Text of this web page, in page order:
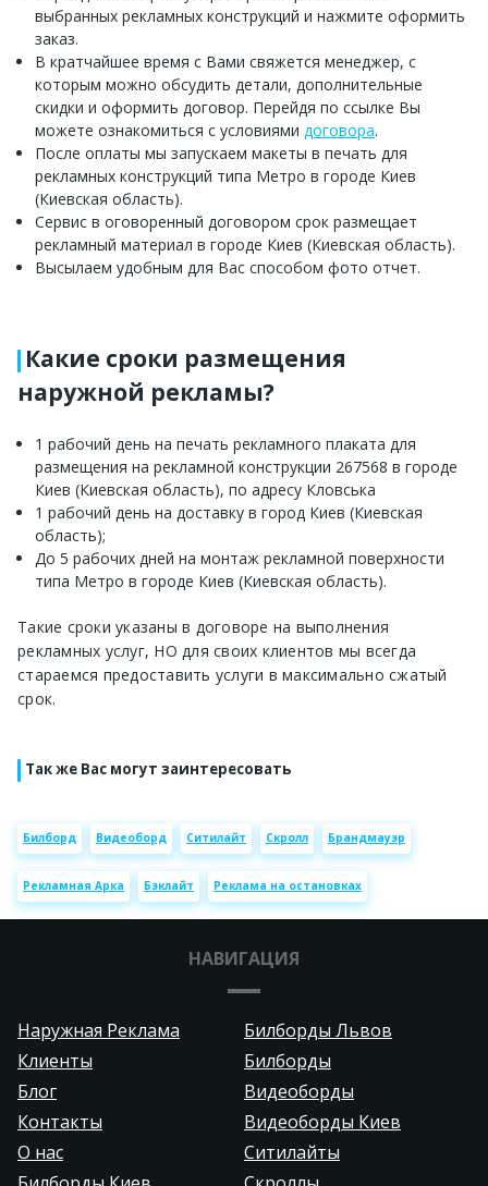
выбранных рекламных конструкций и нажмите оформить
заказ.
В кратчайшее время с Вами свяжется менеджер, с
которым можно обсудить детали, дополнительные
скидки и оформить договор. Перейдя по ссылке Вы
можете ознакомиться с условиями договора.
После оплаты мы запускаем макеты в печать для
рекламных конструкций типа Метро в городе Киев
(Киевская область).
Сервис в оговоренный договором срок размещает
рекламный материал в городе Киев (Киевская область).
Высылаем удобным для Вас способом фото отчет.
Какие сроки размещения
наружной рекламы?
1 рабочий день на печать рекламного плаката для
размещения на рекламной конструкции 267568 в городе
Киев (Киевская область), по адресу Кловська
1 рабочий день на доставку в город Киев (Киевская
область);
До 5 рабочих дней на монтаж рекламной поверхности
типа Метро в городе Киев (Киевская область).
Такие сроки указаны в договоре на выполнения
рекламных услуг, НО для своих клиентов мы всегда
стараемся предоставить услуги в максимально сжатый
срок.
Так же Вас могут заинтересовать
Билборд Видеоборд Ситилайт Скролл Брандмауэр
Рекламная Арка Бэклайт Реклама на остановках
НАВИГАЦИЯ
Наружная Реклама
Билборды Львов
Клиенты
Билборды
Блог
Видеоборды
Контакты
Видеоборды Киев
О нас
Ситилайты